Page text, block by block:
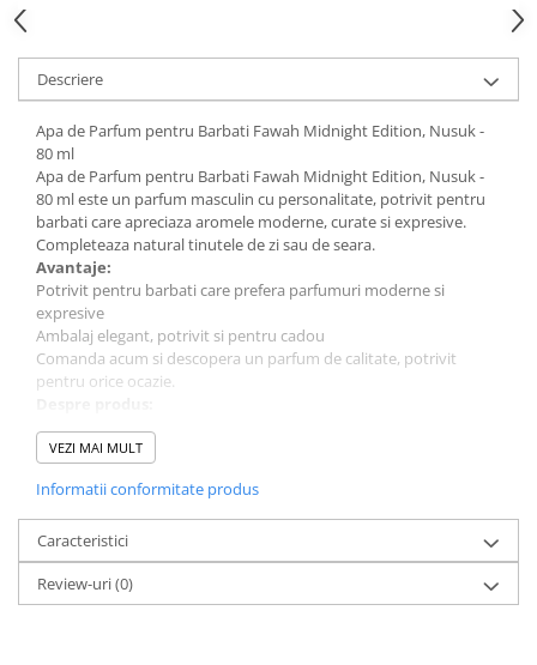
Descriere
Apa de Parfum pentru Barbati Fawah Midnight Edition, Nusuk -
80 ml
Apa de Parfum pentru Barbati Fawah Midnight Edition, Nusuk -
80 ml este un parfum masculin cu personalitate, potrivit pentru
barbati care apreciaza aromele moderne, curate si expresive.
Completeaza natural tinutele de zi sau de seara.
Avantaje:
Potrivit pentru barbati care prefera parfumuri moderne si
expresive
Ambalaj elegant, potrivit si pentru cadou
Comanda acum si descopera un parfum de calitate, potrivit
pentru orice ocazie.
Parfum pentru: Barbati
Cantitate: 80 ml
Brand: Nusuk
VEZI MAI MULT
Informatii conformitate produs
Caracteristici
Review-uri(0)